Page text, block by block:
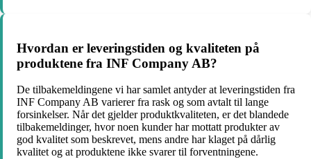
Hvordan er leveringstiden og kvaliteten på
produktene fra INF Company AB?
De tilbakemeldingene vi har samlet antyder at leveringstiden fra
INF Company AB varierer fra rask og som avtalt til lange
forsinkelser. Når det gjelder produktkvaliteten, er det blandede
tilbakemeldinger, hvor noen kunder har mottatt produkter av
god kvalitet som beskrevet, mens andre har klaget på dårlig
kvalitet og at produktene ikke svarer til forventningene.